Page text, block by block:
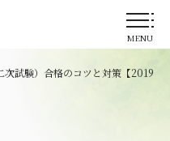
MENU
次試験）合格のコツと対策【2019